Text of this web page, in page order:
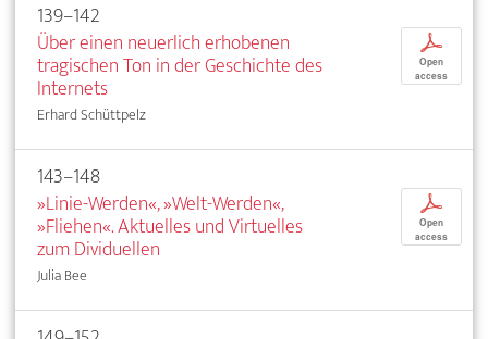
139–142
Über einen neuerlich erhobenen
tragischen Ton in der Geschichte des
Internets
Erhard Schüttpelz
p
Open
access
143–148
»Linie-Werden«, »Welt-Werden«,
»Fliehen«. Aktuelles und Virtuelles
zum Dividuellen
Julia Bee
p
Open
access